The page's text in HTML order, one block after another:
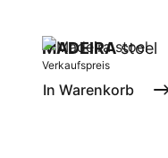
MADEIRAstoel
Verkaufspreis
In Warenkorb